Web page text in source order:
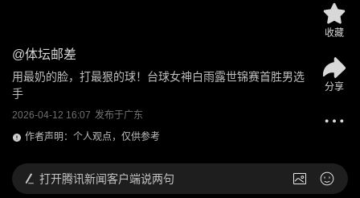
@体坛邮差
用最奶的脸，打最狠的球！台球女神白雨露世锦赛首胜男选
手
2026-04-12 16:07 发布于广东
作者声明：个人观点，仅供参考
收藏
分享
打开腾讯新闻客户端说两句